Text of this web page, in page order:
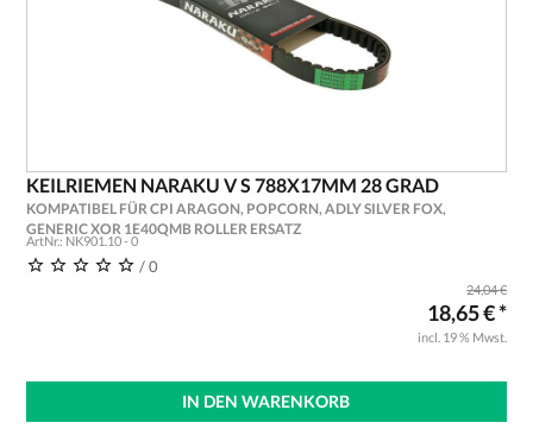
KEILRIEMEN NARAKU V S 788X17MM 28 GRAD
KOMPATIBEL FÜR CPI ARAGON, POPCORN, ADLY SILVER FOX,
GENERIC XOR 1E40QMB ROLLER ERSATZ
ArtNr.: NK901.10 - 0
/ 0
24,04 €
18,65 € *
incl. 19 % Mwst.
IN DEN WARENKORB